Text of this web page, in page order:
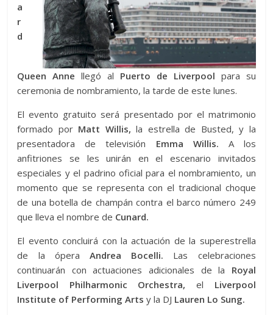
a
r
d
Queen Anne llegó al Puerto de Liverpool para su
ceremonia de nombramiento, la tarde de este lunes.
El evento gratuito será presentado por el matrimonio
formado por Matt Willis, la estrella de Busted, y la
presentadora de televisión Emma Willis. A los
anfitriones se les unirán en el escenario invitados
especiales y el padrino oficial para el nombramiento, un
momento que se representa con el tradicional choque
de una botella de champán contra el barco número 249
que lleva el nombre de Cunard.
El evento concluirá con la actuación de la superestrella
de la ópera Andrea Bocelli. Las celebraciones
continuarán con actuaciones adicionales de la Royal
Liverpool Philharmonic Orchestra, el Liverpool
Institute of Performing Arts y la DJ Lauren Lo Sung.